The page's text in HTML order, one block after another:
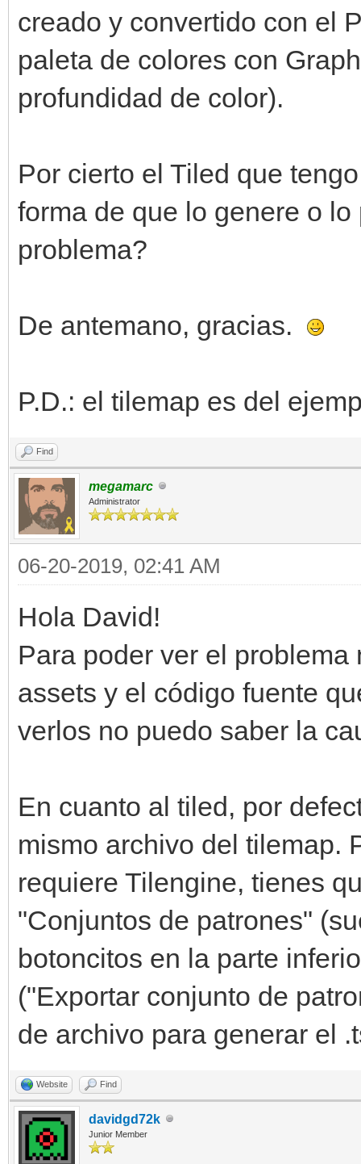
creado y convertido con el
paleta de colores con
profundidad de color).
Por cierto el Tiled que
forma de que lo genere o
problema?
De antemano, gracias.
P.D.: el tilemap es del
Find
megamarc
Administrator
06-20-2019, 02:41 AM
Hola David!
Para poder ver el
assets y el código fuente
verlos no puedo saber la
En cuanto al tiled, por
mismo archivo del tilemap.
requiere Tilengine, tienes
"Conjuntos de patrones"
botoncitos en la parte
("Exportar conjunto de
de archivo para generar el
Website Find
davidgd72k
Junior Member